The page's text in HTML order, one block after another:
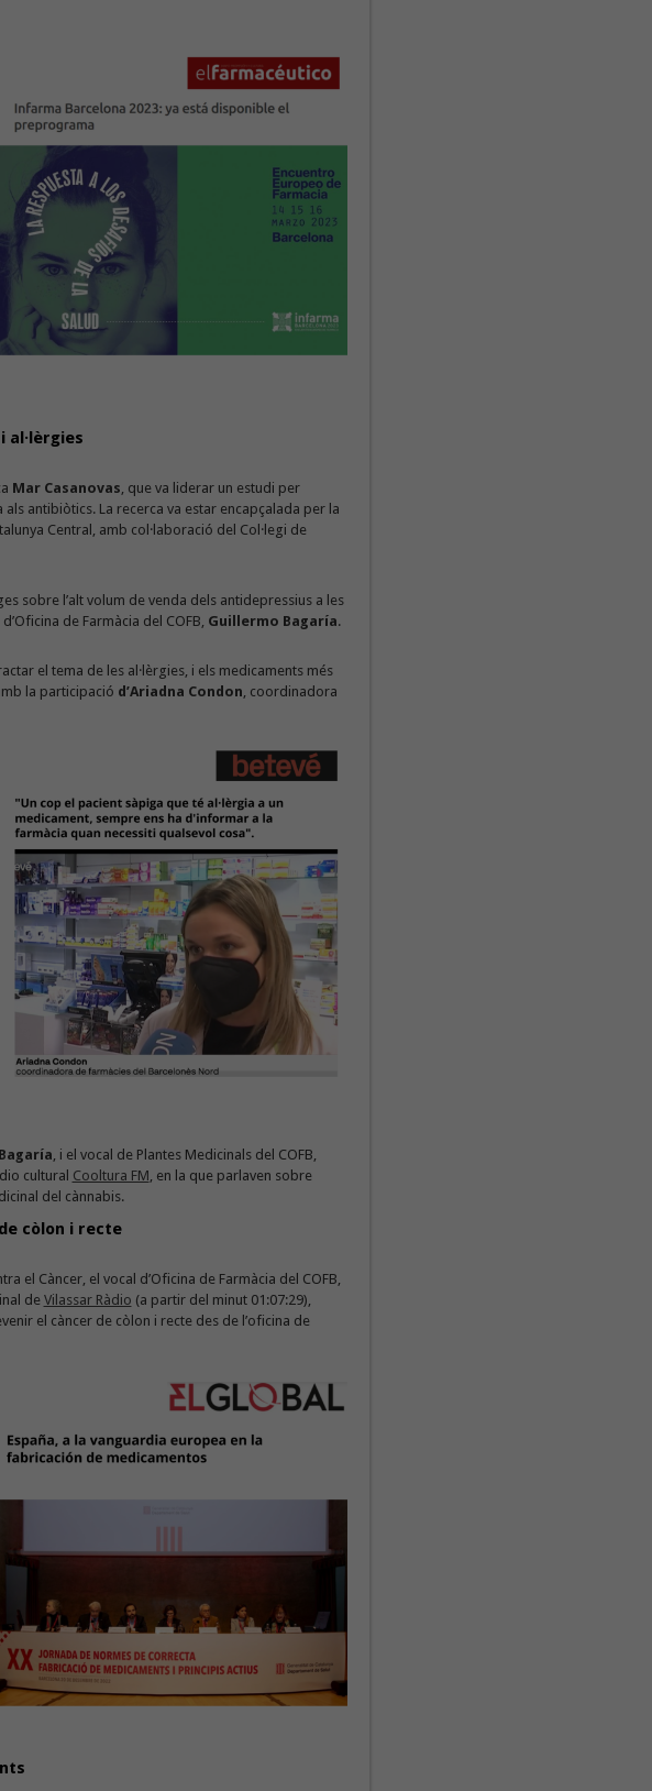
al·lèrgies
Mar Casanovas, que va liderar un estudi per
antibiòtics. La recerca va estar encapçalada per la
Central, amb col·laboració del Col·legi de
sobre l’alt volum de venda dels antidepressius a les
de Farmàcia del COFB, Guillermo Bagaría.
el tema de les al·lèrgies, i els medicaments més
la participació d’Ariadna Condon, coordinadora
, i el vocal de Plantes Medicinals del COFB,
cultural Cooltura FM, en la que parlaven sobre
del cànnabis.
còlon i recte
el Càncer, el vocal d’Oficina de Farmàcia del COFB,
deVilassar Ràdio (a partir del minut 01:07:29),
el càncer de còlon i recte des de l’oficina de